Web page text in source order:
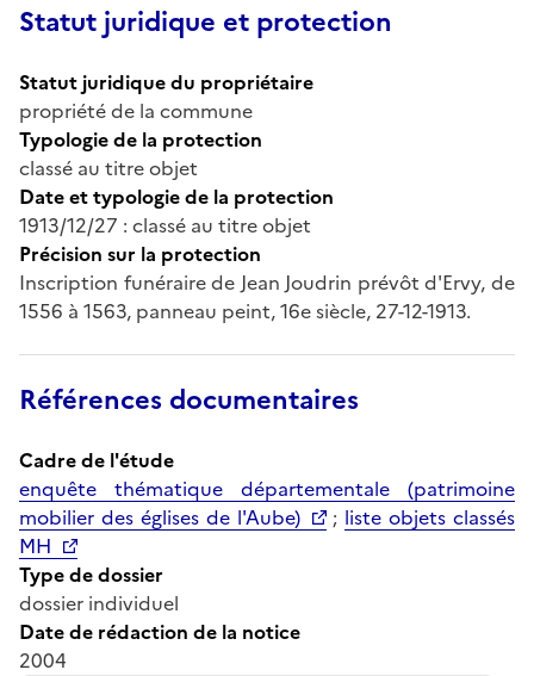
Statut juridique et protection
Statut juridique du propriétaire
propriété de la commune
Typologie de la protection
classé au titre objet
Date et typologie de la protection
1913/12/27 : classé au titre objet
Précision sur la protection
Inscription funéraire de Jean Joudrin prévôt d'Ervy, de
1556 à 1563, panneau peint, 16e siècle, 27-12-1913.
Références documentaires
Cadre de l'étude
enquête thématique départementale (patrimoine
mobilier des églises de l'Aube)
; liste objets classés
MH
Type de dossier
dossier individuel
Date de rédaction de la notice
2004